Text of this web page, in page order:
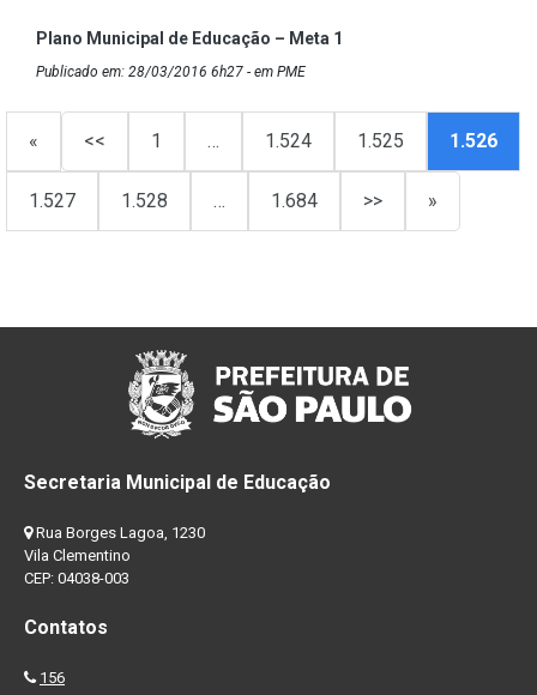
Plano Municipal de Educação – Meta 1
Publicado em: 28/03/2016 6h27 - em PME
« << 1 … 1.524 1.525 1.526
1.527 1.528 … 1.684 >> »
Secretaria Municipal de Educação
Rua Borges Lagoa, 1230
Vila Clementino
CEP: 04038-003
Contatos
156